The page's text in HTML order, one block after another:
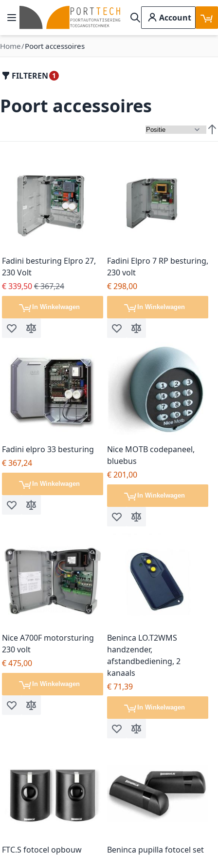
Ga naar de inhoud
Toggle Nav
Search
Account
Home Poort accessoires
FILTEREN
Poort accessoires
Fadini besturing Elpro 27,
230 Volt
Special Price
€ 339,50Regular Price
€ 367,24
In Winkelwagen
Voeg toe aan verlanglijst
Toevoegen om te vergelijken
Fadini Elpro 7 RP besturing,
230 volt
€ 298,00
In Winkelwagen
Voeg toe aan verlanglijst
Toevoegen om te
Fadini elpro 33 besturing
€ 367,24
In Winkelwagen
Voeg toe aan verlanglijst
Toevoegen om te vergelijken
Nice MOTB codepaneel,
bluebus
€ 201,00
In Winkelwagen
Voeg toe aan verlanglijst
Toevoegen om te
Nice A700F motorsturing
230 volt
€ 475,00
In Winkelwagen
Voeg toe aan verlanglijst
Toevoegen om te vergelijken
Beninca LO.T2WMS
handzender,
afstandbediening, 2
kanaals
€ 71,39
In Winkelwagen
Voeg toe aan verlanglijst
Toevoegen om te
FTC.S fotocel opbouw
Beninca pupilla fotocel set